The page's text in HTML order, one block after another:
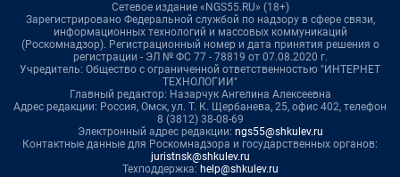
Сетевое издание «NGS55.RU» (18+)
Зарегистрировано Федеральной службой по надзору в сфере связи,
информационных технологий и массовых коммуникаций
(Роскомнадзор). Регистрационный номер и дата принятия решения о
регистрации - ЭЛ № ФС 77 - 78819 от 07.08.2020 г.
Учредитель: Общество с ограниченной ответственностью "ИНТЕРНЕТ
ТЕХНОЛОГИИ"
Главный редактор: Назарчук Ангелина Алексеевна
Адрес редакции: Россия, Омск, ул. Т. К. Щербанева, 25, офис 402, телефон
8 (3812) 38-08-69
Электронный адрес редакции: ngs55@shkulev.ru
Контактные данные для Роскомнадзора и государственных органов:
juristnsk@shkulev.ru
Техподдержка: help@shkulev.ru